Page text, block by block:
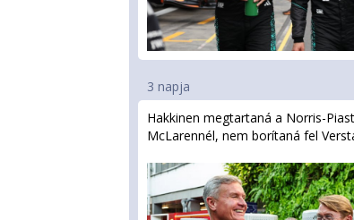
3 napja
Hakkinen megtartaná a Norris-
McLarennél, nem borítaná fel